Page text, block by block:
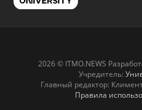
2026 © ITMO.NEWS
Учредитель:
Главный редактор:
Правила